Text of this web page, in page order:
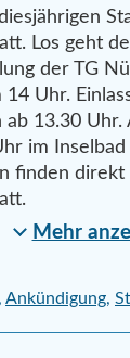
Los geht
der TG
Uhr.
ab 13.30
im Inselbad
finden direkt
Mehr
, Ankündigung,